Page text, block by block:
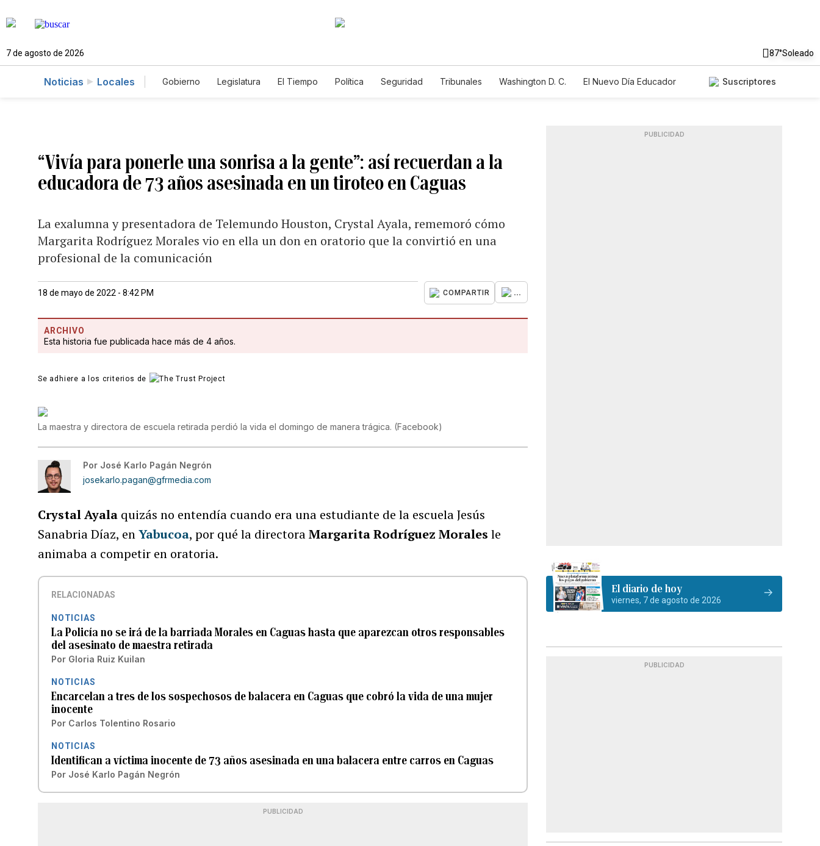
7 de agosto de 2026 87°Soleado
Noticias Locales Gobierno Legislatura El Tiempo Política Seguridad Tribunales Washington D. C.
El Nuevo Día Educador
Suscriptores
“Vivía para ponerle una sonrisa a la gente”: así recuerdan a la
educadora de 73 años asesinada en un tiroteo en Caguas
La exalumna y presentadora de Telemundo Houston, Crystal Ayala, rememoró cómo
Margarita Rodríguez Morales vio en ella un don en oratorio que la convirtió en una
profesional de la comunicación
18 de mayo de 2022 - 8:42 PM COMPARTIR ...
ARCHIVO
Esta historia fue publicada hace más de 4 años.
Se adhiere a los criterios de
La maestra y directora de escuela retirada perdió la vida el domingo de manera trágica. (Facebook)
Por José Karlo Pagán Negrón
josekarlo.pagan@gfrmedia.com
Crystal Ayala quizás no entendía cuando era una estudiante de la escuela Jesús
Sanabria Díaz, enYabucoa, por qué la directoraMargarita Rodríguez Moralesle
animaba a competir en oratoria.
RELACIONADAS
NOTICIAS
La Policía no se irá de la barriada Morales en Caguas hasta que aparezcan otros responsables
del asesinato de maestra retirada
Por Gloria Ruiz Kuilan
NOTICIAS
Encarcelan a tres de los sospechosos de balacera en Caguas que cobró la vida de una mujer
inocente
Por Carlos Tolentino Rosario
NOTICIAS
Identifican a víctima inocente de 73 años asesinada en una balacera entre carros en Caguas
Por José Karlo Pagán Negrón
PUBLICIDAD
PUBLICIDAD
El diario de hoy
viernes, 7 de agosto de 2026
PUBLICIDAD